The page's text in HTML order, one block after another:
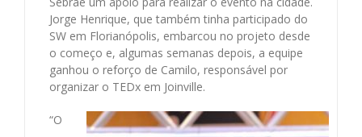
Jorge Henrique, que também tinha participado do
SW em Florianópolis, embarcou no projeto desde
o começo e, algumas semanas depois, a equipe
ganhou o reforço de Camilo, responsável por
organizar o TEDx em Joinville.
“O